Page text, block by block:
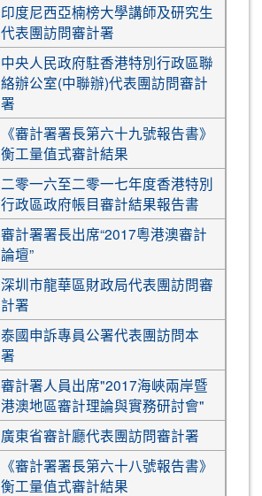
印度尼西亞楠榜大學講師及研究生
代表團訪問審計署
中央人民政府駐香港特別行政區聯
絡辦公室(中聯辦)代表團訪問審計
署
《審計署署長第六十九號報告書》
衡工量值式審計結果
二零一六至二零一七年度香港特別
行政區政府帳目審計結果報告書
審計署署長出席“2017粵港澳審計
論壇”
深圳市龍華區財政局代表團訪問審
計署
泰國申訴專員公署代表團訪問本
署
審計署人員出席"2017海峽兩岸暨
港澳地區審計理論與實務研討會"
廣東省審計廳代表團訪問審計署
《審計署署長第六十八號報告書》
衡工量值式審計結果